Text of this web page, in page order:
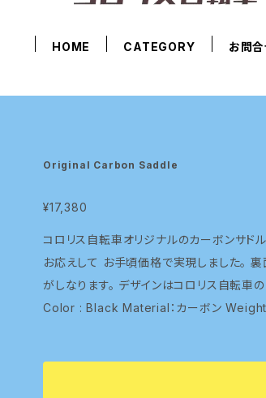
HOME CATEGORY お問
Original Carbon Saddle
¥17,380
コロリス自転車オリジナルのカーボンサドル カーボンサドルを使ってみたい！でも価格が・・・という声に
お応えして お手頃価格で実現しました。
がしなります。 デザインはコロリス自転車のロ